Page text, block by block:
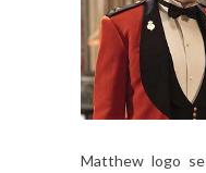
Matthew logo se